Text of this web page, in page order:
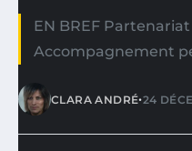
EN BREF
Accompagnement
CLARA ANDRÉ•24